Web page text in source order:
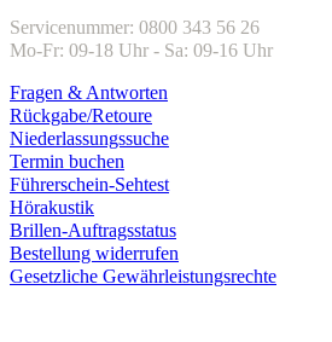
Servicenummer: 0800 343 56 26
Mo-Fr: 09-18 Uhr - Sa: 09-16 Uhr
Fragen & Antworten
Rückgabe/Retoure
Niederlassungssuche
Termin buchen
Führerschein-Sehtest
Hörakustik
Brillen-Auftragsstatus
Bestellung widerrufen
Gesetzliche Gewährleistungsrechte